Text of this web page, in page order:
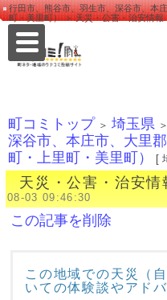
行田市、熊谷市、羽生市、深谷市、本
町・美里町） ＞ 天災・公害・治安情報
町コミトップ ＞ 埼玉県 ＞
深谷市、本庄市、大里
町・上里町・美里町）
[
天災・公害・治安情
08-03 09:46:30
この記事を削除
この地域での天災（
いての体験談やアド